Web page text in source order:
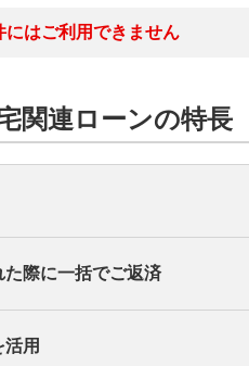
はご利用できません
関連ローンの特長
毎月の返済負担が少なく抑え
収入の方でもご利用が可能で
際に一括でご返済
、ご相続人さまからの返済ま
用